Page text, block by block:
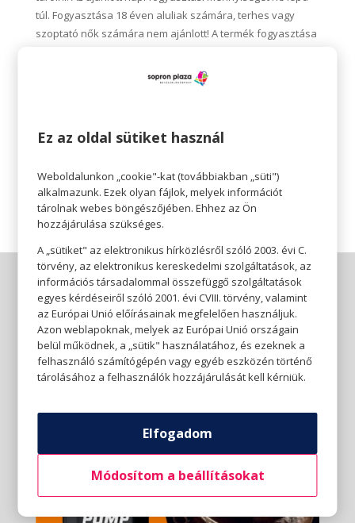
túl. Fogyasztása 18 éven aluliak számára, terhes vagy
szoptató nők számára nem ajánlott! A termék fogyasztása
antidiabetikumok szedése esetén nem javasolt. A termék
nem fogyasztható abban az esetben, ha az adott napon
megkezdése előtt minden esetben olvassa el a termékek
információt és figyelmeztetéseket!
Ez az oldal sütiket használ
Weboldalunkon „cookie"-kat (továbbiakban „süti")
alkalmazunk. Ezek olyan fájlok, melyek információt
tárolnak webes böngészőjében. Ehhez az Ön
hozzájárulása szükséges.
A „sütiket" az elektronikus hírközlésről szóló 2003. évi C.
törvény, az elektronikus kereskedelmi szolgáltatások, az
információs társadalommal összefüggő szolgáltatások
egyes kérdéseiről szóló 2001. évi CVIII. törvény, valamint
az Európai Unió előírásainak megfelelően használjuk.
Azon weblapoknak, melyek az Európai Unió országain
belül működnek, a „sütik" használatához, és ezeknek a
felhasználó számítógépén vagy egyéb eszközén történő
tárolásához a felhasználók hozzájárulását kell kérniük.
Elfogadom
Módosítom a beállításokat